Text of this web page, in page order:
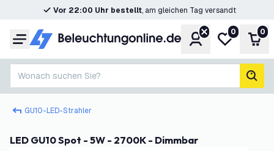
Vor 22:00 Uhr bestellt, am gleichen Tag versandt
Menü KontoMeine
0 0
Wonach suchen Sie?
GU10-LED-Strahler
LED GU10 Spot - 5W - 2700K - Dimmbar